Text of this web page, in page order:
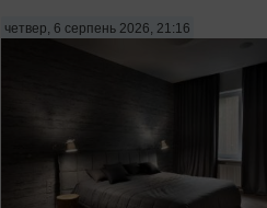
четвер, 6 серпень 2026, 21:16